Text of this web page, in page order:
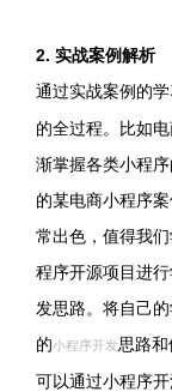
2. 实战案例解析
通过实战案例的
的全过程。比如
渐掌握各类小程
的某电商小程序
常出色，值得我
程序开源项目进
发思路。将自己
的小程序开发思路
可以通过小程序